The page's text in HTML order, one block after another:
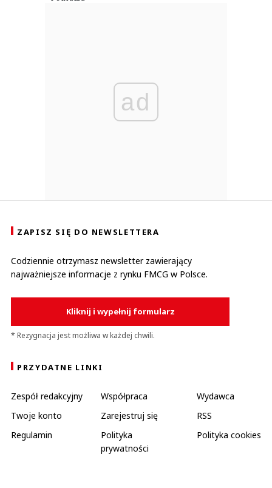
ad
ZAPISZ SIĘ DO NEWSLETTERA
Codziennie otrzymasz newsletter zawierający
najważniejsze informacje z rynku FMCG w Polsce.
Kliknij i wypełnij formularz
* Rezygnacja jest możliwa w każdej chwili.
PRZYDATNE LINKI
Zespół redakcyjny Współpraca
Wydawca
Twoje konto
Zarejestruj się
RSS
Regulamin
Polityka
prywatności
Polityka cookies